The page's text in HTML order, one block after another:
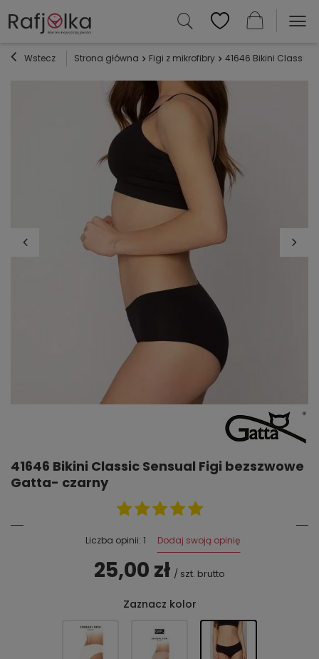
Wstecz Strona główna Figi z mikrofibry 41646 Bikini Classic
41646 Bikini Classic Sensual Figi bezszwowe
Gatta- czarny
Liczba opinii: 1 Dodaj swoją opinię
25,00 zł / szt. brutto
Zaznacz kolor